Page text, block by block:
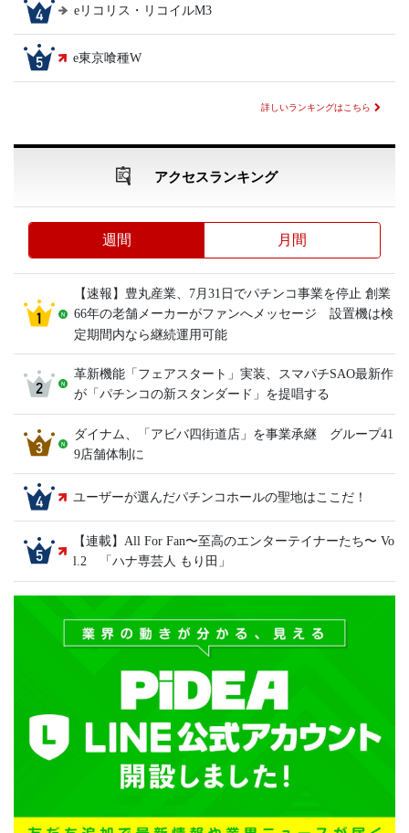
eリコリス・リコイルM3
e東京喰種W
詳しいランキングはこちら
アクセスランキング
週間 月間
【速報】豊丸産業、7月31日でパチンコ事業を停止 創業
66年の老舗メーカーがファンへメッセージ 設置機は検
定期間内なら継続運用可能
革新機能「フェアスタート」実装、スマパチSAO最新作
が「パチンコの新スタンダード」を提唱する
ダイナム、「アビバ四街道店」を事業承継 グループ41
9店舗体制に
ユーザーが選んだパチンコホールの聖地はここだ！
【連載】All For Fan〜至高のエンターテイナーたち〜 Vo
l.2 「ハナ専芸人 もり田」